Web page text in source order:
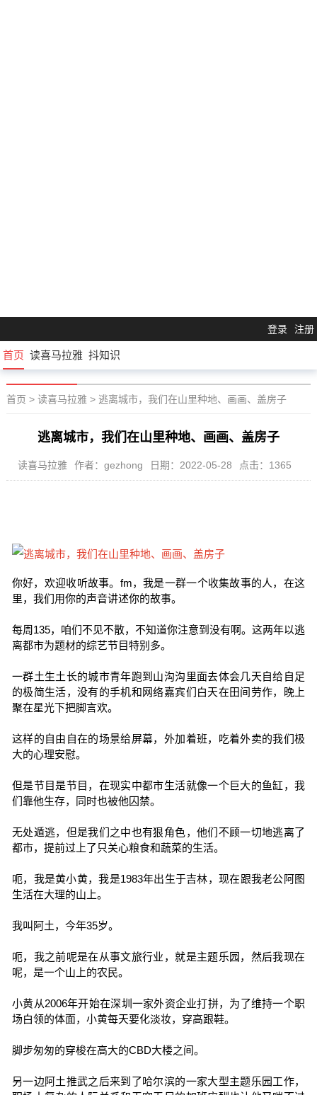
登录 注册
首页 读喜马拉雅 抖知识
首页 > 读喜马拉雅> 逃离城市，我们在山里种地、画画、盖房子
逃离城市，我们在山里种地、画画、盖房子
读喜马拉雅 作者：gezhong 日期：2022-05-28 点击：1365
你好，欢迎收听故事。fm，我是一群一个收集故事的人，在这
里，我们用你的声音讲述你的故事。
每周135，咱们不见不散，不知道你注意到没有啊。这两年以逃
离都市为题材的综艺节目特别多。
一群土生土长的城市青年跑到山沟沟里面去体会几天自给自足
的极简生活，没有的手机和网络嘉宾们白天在田间劳作，晚上
聚在星光下把脚言欢。
这样的自由自在的场景给屏幕，外加着班，吃着外卖的我们极
大的心理安慰。
但是节目是节目，在现实中都市生活就像一个巨大的鱼缸，我
们靠他生存，同时也被他囚禁。
无处遁逃，但是我们之中也有狠角色，他们不顾一切地逃离了
都市，提前过上了只关心粮食和蔬菜的生活。
呃，我是黄小黄，我是1983年出生于吉林，现在跟我老公阿图
生活在大理的山上。
我叫阿土，今年35岁。
呃，我之前呢是在从事文旅行业，就是主题乐园，然后我现在
呢，是一个山上的农民。
小黄从2006年开始在深圳一家外资企业打拼，为了维持一个职
场白领的体面，小黄每天要化淡妆，穿高跟鞋。
脚步匆匆的穿梭在高大的CBD大楼之间。
另一边阿土推武之后来到了哈尔滨的一家大型主题乐园工作，